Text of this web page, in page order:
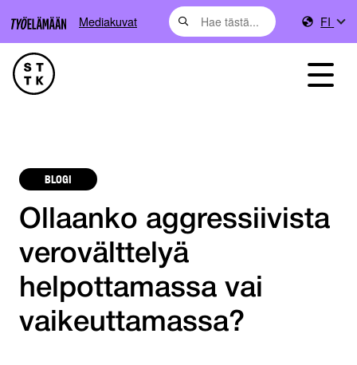
Mediakuvat FI
BLOGI
Ollaanko aggressiivista
verovälttelyä
helpottamassa vai
vaikeuttamassa?